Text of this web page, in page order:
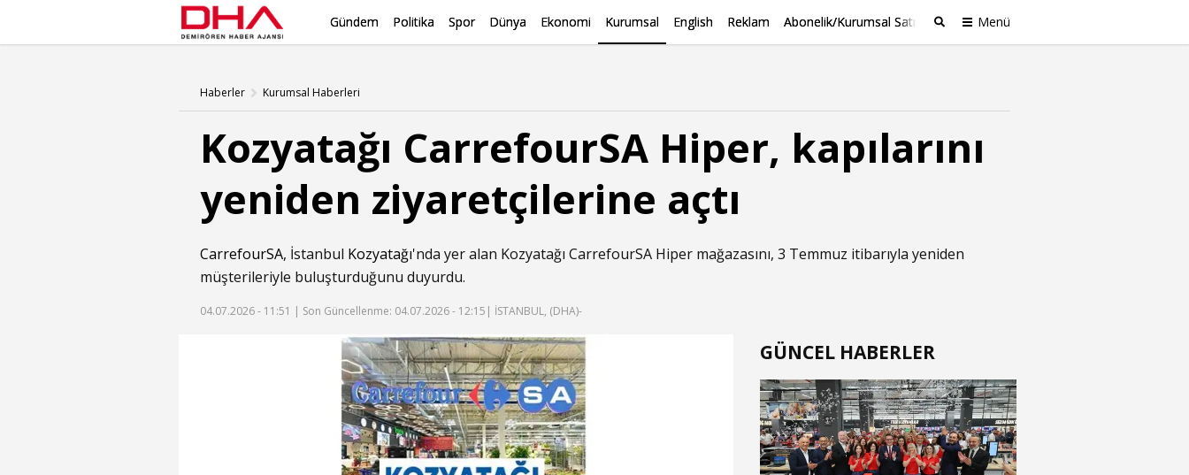
Gündem Politika Spor Dünya Ekonomi Kurumsal English Reklam Abonelik/Kurumsal Satış Menü
Haberler Kurumsal Haberleri
Kozyatağı CarrefourSA Hiper, kapılarını
yeniden ziyaretçilerine açtı
CarrefourSA, İstanbul Kozyatağı'nda yer alan Kozyatağı CarrefourSA Hiper mağazasını, 3 Temmuz itibarıyla yeniden
müşterileriyle buluşturduğunu duyurdu.
04.07.2026 - 11:51 | Son Güncellenme: 04.07.2026 - 12:15 | İSTANBUL, (DHA)-
GÜNCEL HABERLER